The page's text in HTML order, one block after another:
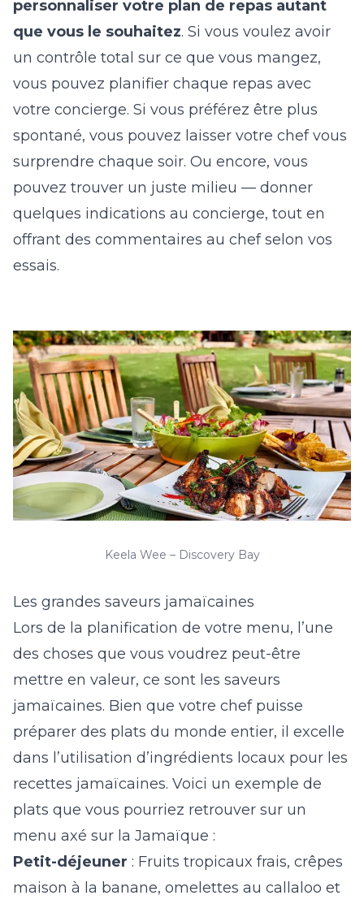
personnaliser votre plan de repas autant
que vous le souhaitez. Si vous voulez avoir
un contrôle total sur ce que vous mangez,
vous pouvez planifier chaque repas avec
votre concierge. Si vous préférez être plus
spontané, vous pouvez laisser votre chef vous
surprendre chaque soir. Ou encore, vous
pouvez trouver un juste milieu — donner
quelques indications au concierge, tout en
offrant des commentaires au chef selon vos
essais.
Keela Wee – Discovery Bay
Les grandes saveurs jamaïcaines
Lors de la planification de votre menu, l’une
des choses que vous voudrez peut-être
mettre en valeur, ce sont les saveurs
jamaïcaines. Bien que votre chef puisse
préparer des plats du monde entier, il excelle
dans l’utilisation d’ingrédients locaux pour les
recettes jamaïcaines. Voici un exemple de
plats que vous pourriez retrouver sur un
menu axé sur la Jamaïque :
Petit-déjeuner : Fruits tropicaux frais, crêpes
maison à la banane, omelettes au callaloo et